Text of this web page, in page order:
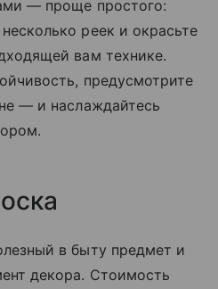
— проще простого:
реек и окрасьте
вам технике.
предусмотрите
— и наслаждайтесь
в быту предмет и
декора. Стоимость